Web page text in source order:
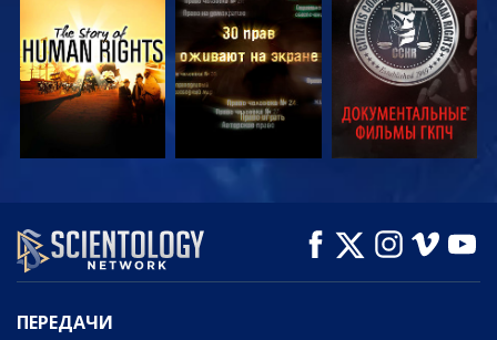
СМОТРЕТЬ СМОТРЕТЬ СМОТРЕТЬ
СМОТРЕТЬ СМОТРЕТЬ
СМОТРЕТЬ
ПЕРЕДАЧИ
ПЕРЕДАЧИ